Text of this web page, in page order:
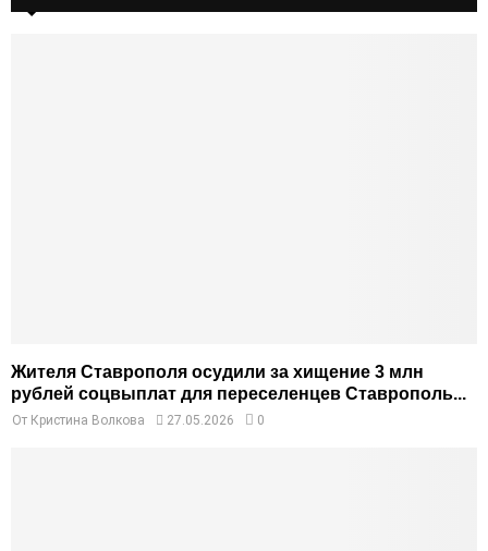
Жителя Ставрополя осудили за хищение 3 млн
рублей соцвыплат для переселенцев Ставрополь...
От Кристина Волкова 27.05.2026 0